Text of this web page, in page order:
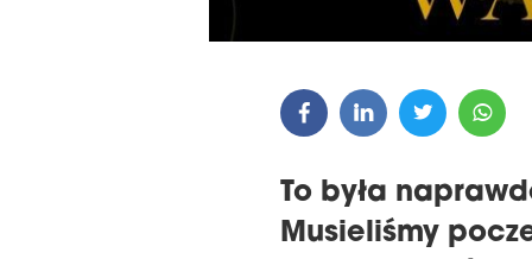
To była
Musieliśmy